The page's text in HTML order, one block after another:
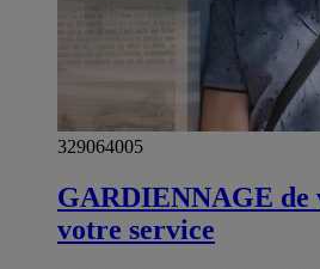
329064005
GARDIENNAGE de
votre service